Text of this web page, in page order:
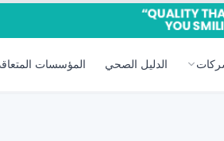
الدليل الصحي المؤسسات